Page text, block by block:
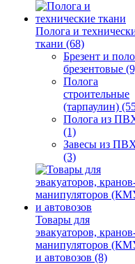
Полога и
ткани (68)
Брезент и
брезентовые
Полога
строительные
(тарпаулин)
Полога из
(1)
Завесы из
(3)
Товары для
эвакуаторов,
манипуляторов
и автовозов (8)